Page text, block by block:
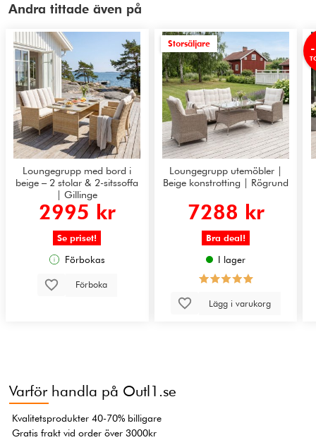
Andra tittade även på
Loungegrupp med bord i
beige – 2 stolar & 2-sitssoffa
| Gillinge
2995 kr
Se priset!
Förbokas
Förboka
Storsäljare
Loungegrupp utemöbler |
Beige konstrotting | Rögrund
7288 kr
Bra deal!
I lager
Lägg i varukorg
Varför handla på Outl1.se
Kvalitetsprodukter 40-70% billigare
Gratis frakt vid order över 3000kr